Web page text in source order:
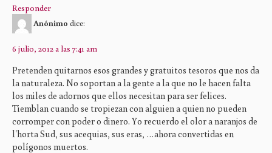
Responder
Anónimo dice:
6 julio, 2012 a las 7:41 am
Pretenden quitarnos esos grandes y gratuitos tesoros que nos da
la naturaleza. No soportan a la gente a la que no le hacen falta
los miles de adornos que ellos necesitan para ser felices.
Tiemblan cuando se tropiezan con alguien a quien no pueden
corromper con poder o dinero. Yo recuerdo el olor a naranjos de
l'horta Sud, sus acequias, sus eras, …ahora convertidas en
polígonos muertos.